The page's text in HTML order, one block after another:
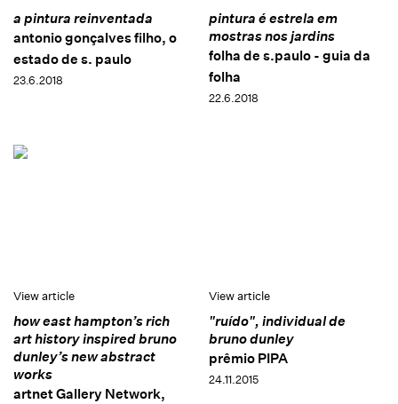
a pintura reinventada
antonio gonçalves filho, o
estado de s. paulo
23.6.2018
pintura é estrela em
mostras nos jardins
folha de s.paulo - guia da
folha
22.6.2018
View article
how east hampton’s rich
art history inspired bruno
dunley’s new abstract
works
artnet Gallery Network,
View article
"ruído", individual de
bruno dunley
prêmio PIPA
24.11.2015